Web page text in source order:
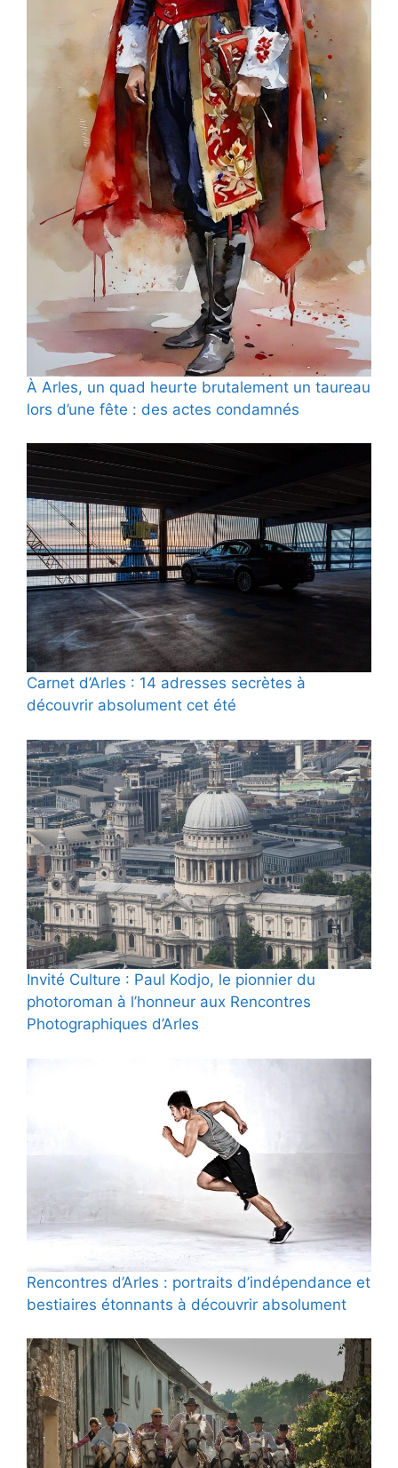
À Arles, un quad heurte brutalement un taureau
lors d’une fête : des actes condamnés
Carnet d’Arles : 14 adresses secrètes à
découvrir absolument cet été
Invité Culture : Paul Kodjo, le pionnier du
photoroman à l’honneur aux Rencontres
Photographiques d’Arles
Rencontres d’Arles : portraits d’indépendance et
bestiaires étonnants à découvrir absolument